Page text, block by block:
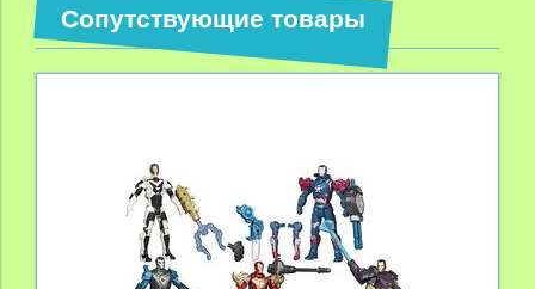
Сопутствующие товары